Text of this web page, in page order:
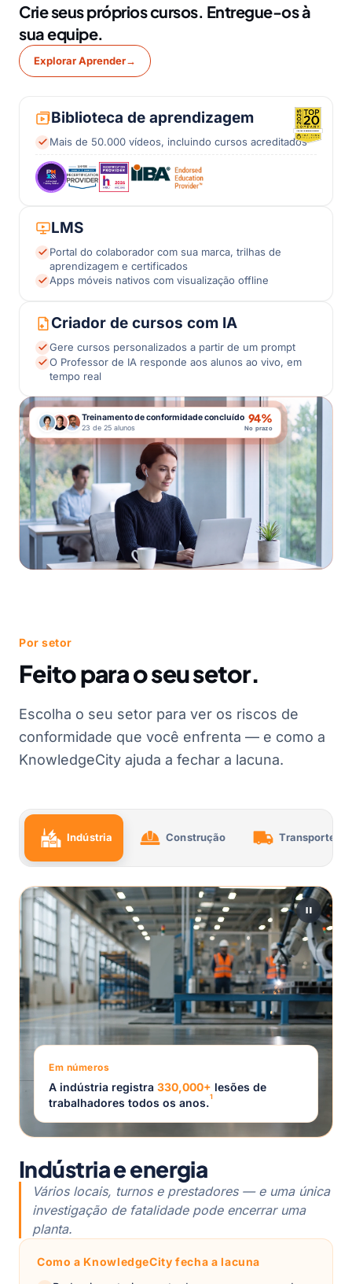
Crie seus próprios cursos. Entregue-os à
sua equipe.
Explorar Aprender→
Biblioteca de aprendizagem
Mais de 50.000 vídeos, incluindo cursos acreditados
LMS
Portal do colaborador com sua marca, trilhas de
aprendizagem e certificados
Apps móveis nativos com visualização offline
Criador de cursos com IA
Gere cursos personalizados a partir de um prompt
O Professor de IA responde aos alunos ao vivo, em
tempo real
Treinamento de conformidade concluído
23 de 25 alunos
94%
No prazo
Por setor
Feito para o seu setor.
Escolha o seu setor para ver os riscos de
conformidade que você enfrenta — e como a
KnowledgeCity ajuda a fechar a lacuna.
Indústria Construção Transporte
Em números
A indústria registra 330,000+ lesões de
trabalhadores todos os anos.1
Indústria e energia
Vários locais, turnos e prestadores — e uma única
investigação de fatalidade pode encerrar uma
planta.
Como a KnowledgeCity fecha a lacuna